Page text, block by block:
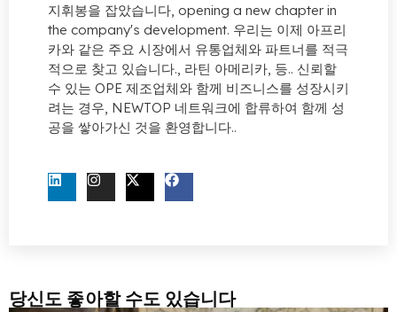
지휘봉을 잡았습니다, opening a new chapter in
the company's development. 우리는 이제 아프리
카와 같은 주요 시장에서 유통업체와 파트너를 적극
적으로 찾고 있습니다., 라틴 아메리카, 등.. 신뢰할
수 있는 OPE 제조업체와 함께 비즈니스를 성장시키
려는 경우, NEWTOP 네트워크에 합류하여 함께 성
공을 쌓아가신 것을 환영합니다..
당신도 좋아할 수도 있습니다